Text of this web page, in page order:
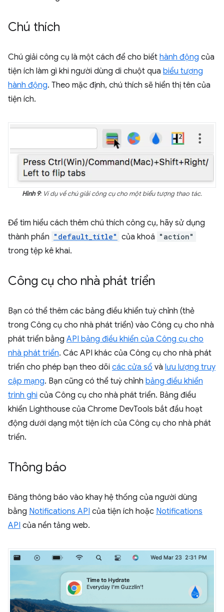
Chú thích
Chú giải công cụ là một cách để cho biết hành động của
tiện ích làm gì khi người dùng di chuột qua biểu tượng
hành động. Theo mặc định, chú thích sẽ hiển thị tên của
tiện ích.
Hình 9: Ví dụ về chú giải công cụ cho một biểu tượng thao tác.
Để tìm hiểu cách thêm chú thích công cụ, hãy sử dụng
thành phần "default_title" của khoá "action"
trong tệp kê khai.
Công cụ cho nhà phát triển
Bạn có thể thêm các bảng điều khiển tuỳ chỉnh (thẻ
trong Công cụ cho nhà phát triển) vào Công cụ cho nhà
phát triển bằng API bảng điều khiển của Công cụ cho
nhà phát triển. Các API khác của Công cụ cho nhà phát
triển cho phép bạn theo dõi các cửa sổ và lưu lượng truy
cập mạng. Bạn cũng có thể tuỳ chỉnh bảng điều khiển
trình ghi của Công cụ cho nhà phát triển. Bảng điều
khiển Lighthouse của Chrome DevTools bắt đầu hoạt
động dưới dạng một tiện ích của Công cụ cho nhà phát
triển.
Thông báo
Đăng thông báo vào khay hệ thống của người dùng
bằng Notifications API của tiện ích hoặc Notifications
API của nền tảng web.